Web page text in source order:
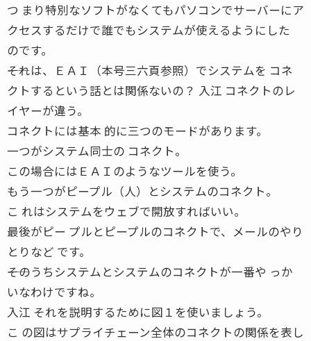
つ まり特別なソフトがなくてもパソコンでサーバーにア
クセスするだけで誰でもシステムが使えるようにした
のです。
――それは、ＥＡＩ（本号三六頁参照）でシステムを コネ
クトするという話とは関係ないの？ 入江 コネクトのレ
イヤーが違う。
コネクトには基本 的に三つのモードがあります。
一つがシステム同士の コネクト。
この場合にはＥＡＩのようなツールを使う。
もう一つがピープル（人）とシステムのコネクト。
こ れはシステムをウェブで開放すればいい。
最後がピー プルとピープルのコネクトで、メールのやり
とりなど です。
――そのうちシステムとシステムのコネクトが一番や っか
いなわけですね。
入江 それを説明するために図１を使いましょう。
こ の図はサプライチェーン全体のコネクトの関係を表し